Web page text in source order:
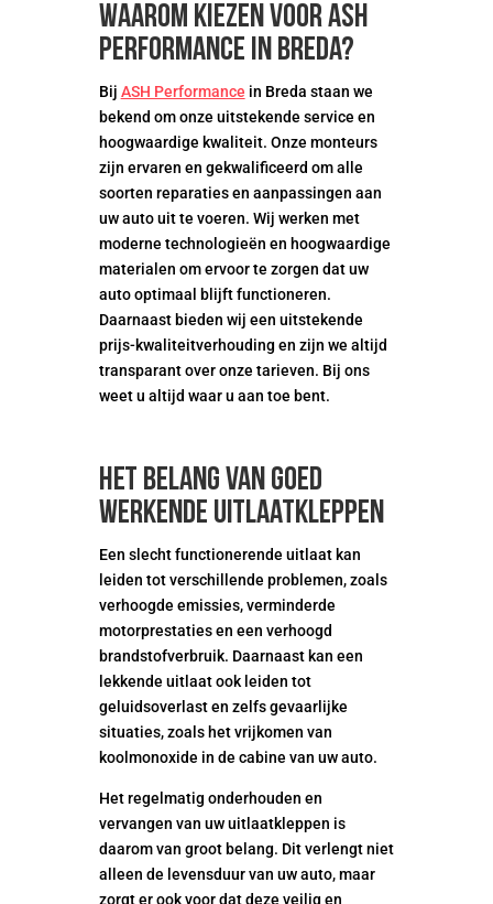
Waarom kiezen voor ASH
Performance in Breda?
Bij ASH Performance in Breda staan we
bekend om onze uitstekende service en
hoogwaardige kwaliteit. Onze monteurs
zijn ervaren en gekwalificeerd om alle
soorten reparaties en aanpassingen aan
uw auto uit te voeren. Wij werken met
moderne technologieën en hoogwaardige
materialen om ervoor te zorgen dat uw
auto optimaal blijft functioneren.
Daarnaast bieden wij een uitstekende
prijs-kwaliteitverhouding en zijn we altijd
transparant over onze tarieven. Bij ons
weet u altijd waar u aan toe bent.
Het belang van goed
werkende uitlaatkleppen
Een slecht functionerende uitlaat kan
leiden tot verschillende problemen, zoals
verhoogde emissies, verminderde
motorprestaties en een verhoogd
brandstofverbruik. Daarnaast kan een
lekkende uitlaat ook leiden tot
geluidsoverlast en zelfs gevaarlijke
situaties, zoals het vrijkomen van
koolmonoxide in de cabine van uw auto.
Het regelmatig onderhouden en
vervangen van uw uitlaatkleppen is
daarom van groot belang. Dit verlengt niet
alleen de levensduur van uw auto, maar
zorgt er ook voor dat deze veilig en